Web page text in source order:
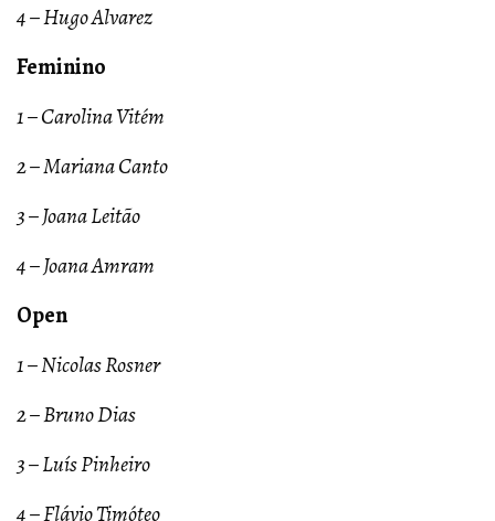
4 – Hugo Alvarez
Feminino
1 – Carolina Vitém
2 – Mariana Canto
3 – Joana Leitão
4 – Joana Amram
Open
1 – Nicolas Rosner
2 – Bruno Dias
3 – Luís Pinheiro
4 – Flávio Timóteo